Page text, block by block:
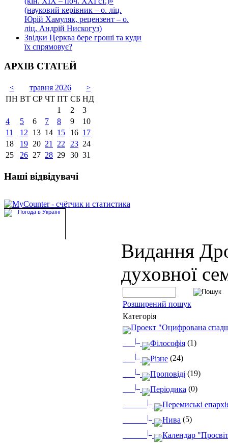
(науковий керівник – о. ліц.
Юрій Хамуляк, рецензент – о.
ліц. Андрій Нискогуз)
Звідки Церква бере гроші та куди
їх спрямовує?
АРХІВ СТАТЕЙ
< травня 2026
>
ПН ВТ СР ЧТ ПТ СБ НД
1
2
3
4
5 6 7 8 9
10
11
12 13 14 15 16 17
18
19 20 21 22 23 24
25
26 27 28 29 30 31
Наші відвідувачі
Видання
духовної
Розширений пошук
Категорія
Проект "Оцифрована
|_ Філософія (1)
|_ Різне (24)
|_ Проповіді (19)
|_ Періодика (0)
|_ Перемиські
|_ Нива (5)
|_ Календар